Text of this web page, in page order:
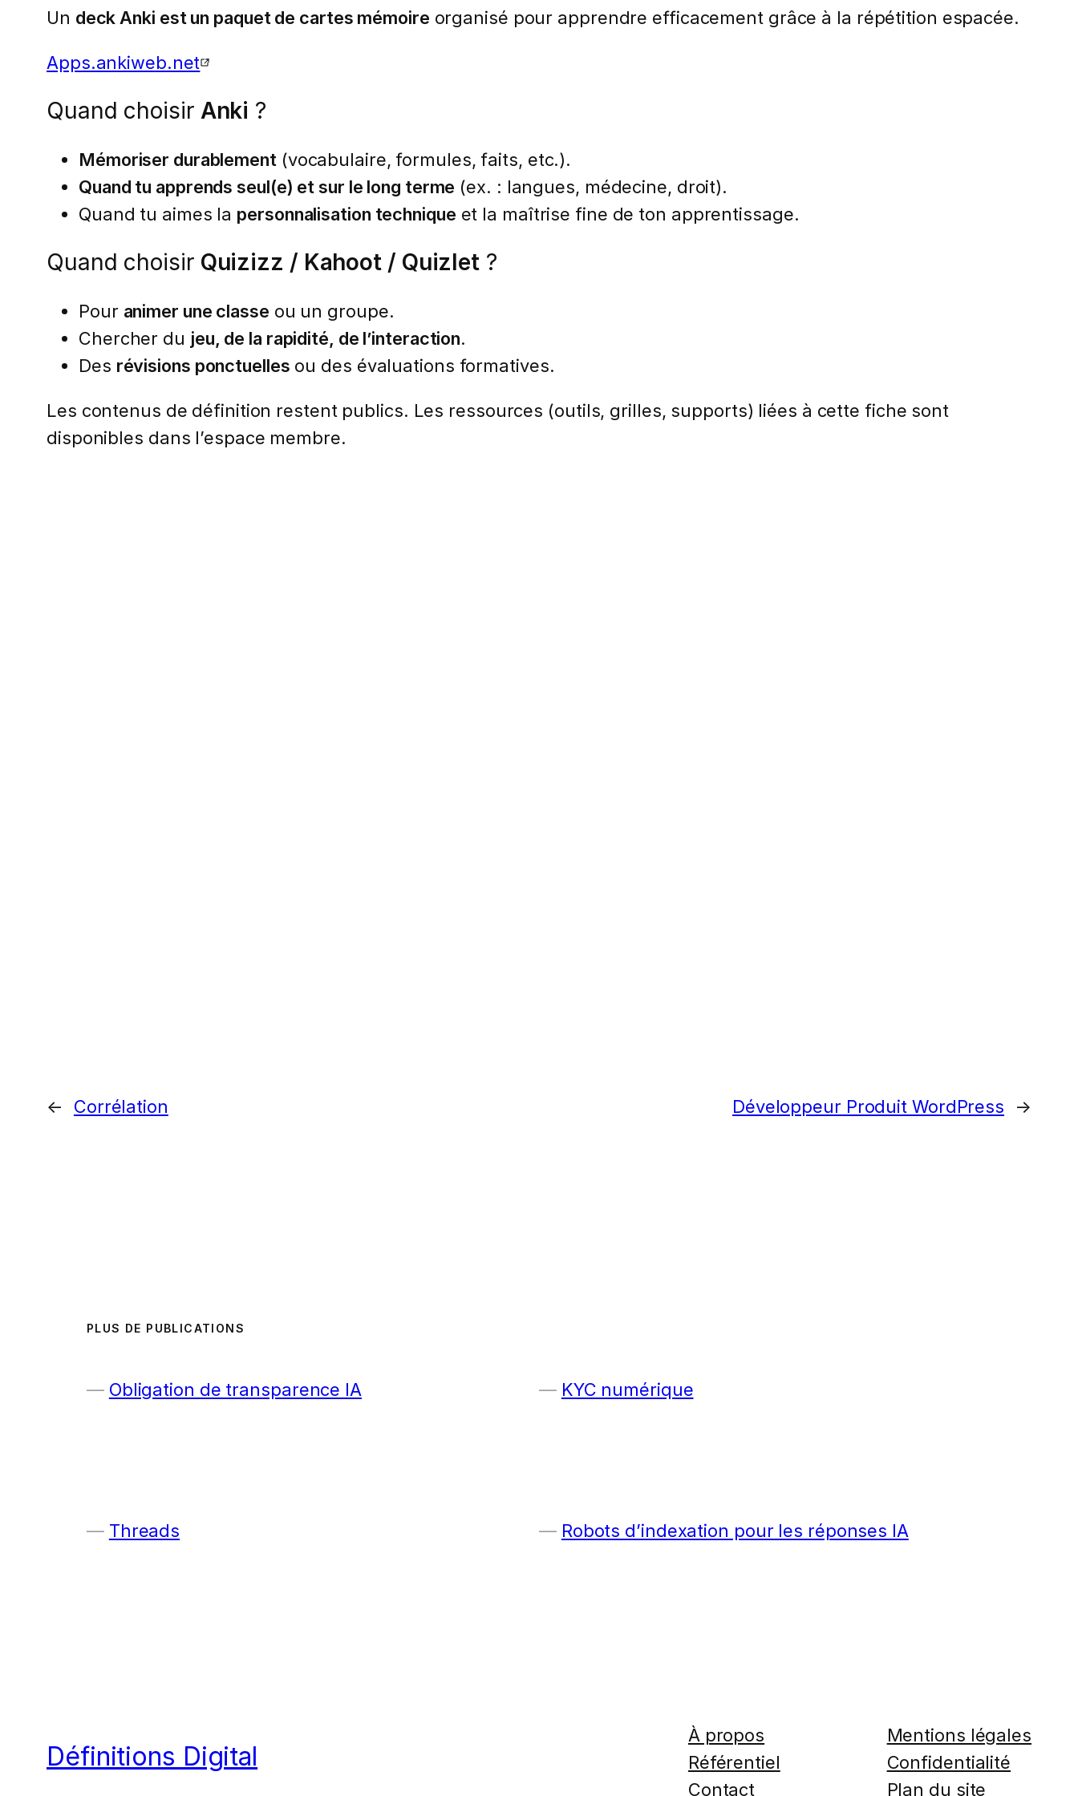
Un deck Anki est un paquet de cartes mémoire organisé pour apprendre efficacement grâce à la répétition espacée.
Apps.ankiweb.net
Quand choisir Anki ?
Mémoriser durablement (vocabulaire, formules, faits, etc.).
Quand tu apprends seul(e) et sur le long terme (ex. : langues, médecine, droit).
Quand tu aimes la personnalisation technique et la maîtrise fine de ton apprentissage.
Quand choisir Quizizz / Kahoot / Quizlet ?
Pour animer une classe ou un groupe.
Chercher du jeu, de la rapidité, de l’interaction.
Des révisions ponctuelles ou des évaluations formatives.
Les contenus de définition restent publics. Les ressources (outils, grilles, supports) liées à cette fiche sont
disponibles dans l’espace membre.
← Corrélation Développeur Produit WordPress →
PLUS DE PUBLICATIONS
Obligation de transparence IA KYC numérique
Threads Robots d’indexation pour les réponses IA
Définitions Digital
À propos
Référentiel
Contact
Mentions légales
Confidentialité
Plan du site